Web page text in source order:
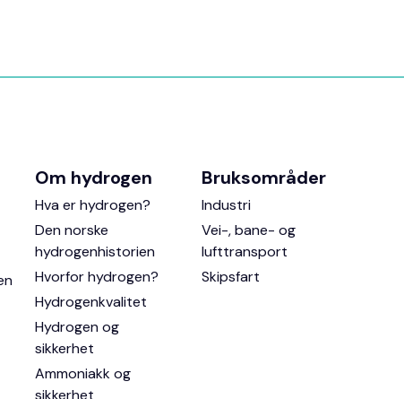
Om hydrogen
Hva er hydrogen?
Den norske
hydrogenhistorien
Hvorfor hydrogen?
Hydrogenkvalitet
Hydrogen og
sikkerhet
Ammoniakk og
sikkerhet
Bruksområder
Industri
Vei-, bane- og
lufttransport
Skipsfart